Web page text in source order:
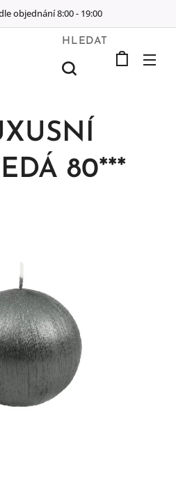
objednání 8:00 - 19:00
HLEDAT
80***